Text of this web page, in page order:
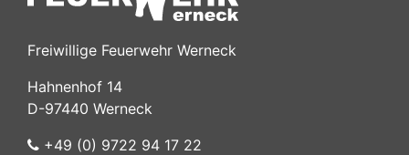
Freiwillige Feuerwehr Werneck
Hahnenhof 14
D-97440 Werneck
+49 (0) 9722 94 17 22